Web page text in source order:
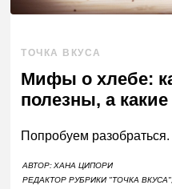
ТОЧКА ВКУСА
Мифы о хлебе:
полезны, а какие
Попробуем разобраться.
АВТОР: ХАНА ЦИПОРИ
РЕДАКТОР РУБРИКИ "ТОЧКА